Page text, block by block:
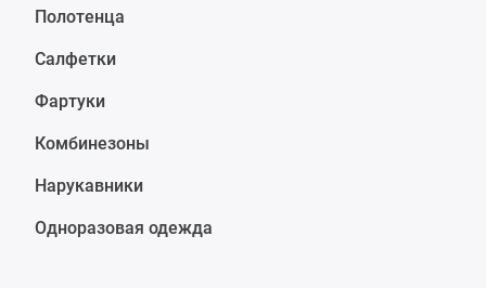
Полотенца
Салфетки
Фартуки
Комбинезоны
Нарукавники
Одноразовая одежда